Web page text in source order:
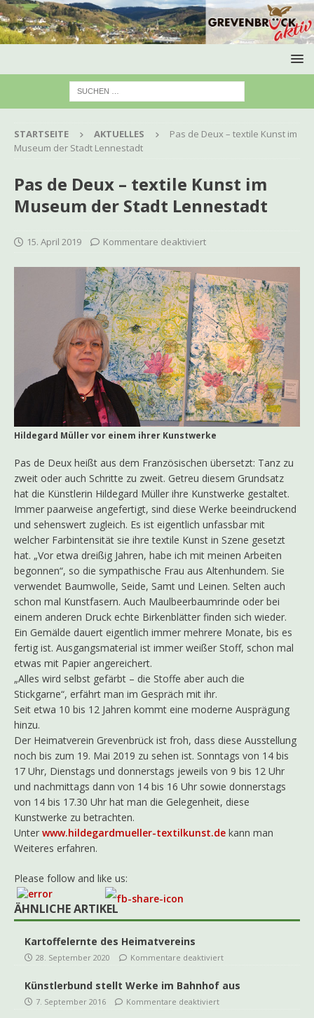
STARTSEITE AKTUELLES
Pas de Deux – textile Kunst im
Museum der Stadt Lennestadt
Pas de Deux – textile Kunst im
Museum der Stadt Lennestadt
15. April 2019 Kommentare deaktiviert
Hildegard Müller vor einem ihrer Kunstwerke
Pas de Deux heißt aus dem Französischen übersetzt: Tanz zu
zweit oder auch Schritte zu zweit. Getreu diesem Grundsatz
hat die Künstlerin Hildegard Müller ihre Kunstwerke gestaltet.
Immer paarweise angefertigt, sind diese Werke beeindruckend
und sehenswert zugleich. Es ist eigentlich unfassbar mit
welcher Farbintensität sie ihre textile Kunst in Szene gesetzt
hat. „Vor etwa dreißig Jahren, habe ich mit meinen Arbeiten
begonnen“, so die sympathische Frau aus Altenhundem. Sie
verwendet Baumwolle, Seide, Samt und Leinen. Selten auch
schon mal Kunstfasern. Auch Maulbeerbaumrinde oder bei
einem anderen Druck echte Birkenblätter finden sich wieder.
Ein Gemälde dauert eigentlich immer mehrere Monate, bis es
fertig ist. Ausgangsmaterial ist immer weißer Stoff, schon mal
etwas mit Papier angereichert.
„Alles wird selbst gefärbt – die Stoffe aber auch die
Stickgarne“, erfährt man im Gespräch mit ihr.
Seit etwa 10 bis 12 Jahren kommt eine moderne Ausprägung
hinzu.
Der Heimatverein Grevenbrück ist froh, dass diese Ausstellung
noch bis zum 19. Mai 2019 zu sehen ist. Sonntags von 14 bis
17 Uhr, Dienstags und donnerstags jeweils von 9 bis 12 Uhr
und nachmittags dann von 14 bis 16 Uhr sowie donnerstags
von 14 bis 17.30 Uhr hat man die Gelegenheit, diese
Kunstwerke zu betrachten.
Unter www.hildegardmueller-textilkunst.de kann man
Weiteres erfahren.
Please follow and like us:
ÄHNLICHE ARTIKEL
Kartoffelernte des Heimatvereins
28. September 2020 Kommentare deaktiviert
Künstlerbund stellt Werke im Bahnhof aus
7. September 2016 Kommentare deaktiviert